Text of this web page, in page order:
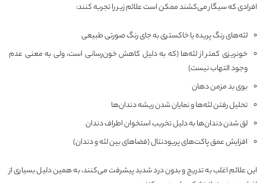
افرادی که سیگار می‌کشند ممکن است علائم زیر را تجربه کنند:
لثه‌های رنگ پریده یا خاکستری به جای رنگ صورتی طبیعی
خونریزی کمتر از لثه‌ها (که به دلیل کاهش خون‌رسانی است، ولی به معنی عدم
وجود التهاب نیست)
بوی بد مزمن دهان
تحلیل رفتن لثه‌ها و نمایان شدن ریشه دندان‌ها
لق شدن دندان‌ها به دلیل تخریب استخوان اطراف دندان
افزایش عمق پاکت‌های پریودنتال (فضاهای بین لثه و دندان)
این علائم اغلب به تدریج و بدون درد شدید پیشرفت می‌کنند، به همین دلیل بسیاری از